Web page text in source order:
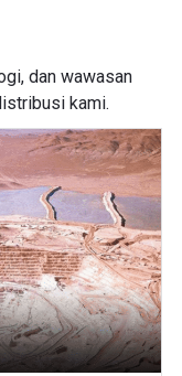
dan wawasan
kami.